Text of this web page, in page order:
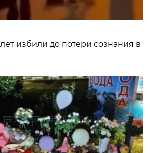
избили до потери сознания в